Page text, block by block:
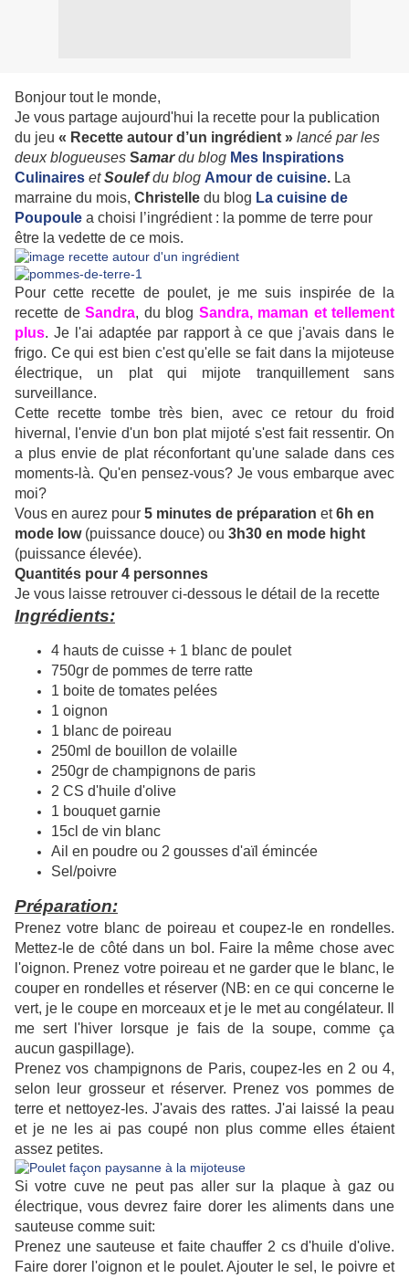
Bonjour tout le monde,
Je vous partage aujourd'hui la recette pour la publication
du jeu « Recette autour d’un ingrédient » lancé par les
deux blogueuses Samardu blog Mes Inspirations
Culinaires etSoulefdu blog Amour de cuisine. La
marraine du mois, Christelle du blog La cuisine de
Poupoule a choisi l’ingrédient : la pomme de terre pour
être la vedette de ce mois.
Pour cette recette de poulet, je me suis inspirée de la
recette de Sandra, du blog Sandra, maman et tellement
plus. Je l'ai adaptée par rapport à ce que j'avais dans le
frigo. Ce qui est bien c'est qu'elle se fait dans la mijoteuse
électrique, un plat qui mijote tranquillement sans
surveillance.
Cette recette tombe très bien, avec ce retour du froid
hivernal, l'envie d'un bon plat mijoté s'est fait ressentir. On
a plus envie de plat réconfortant qu'une salade dans ces
moments-là. Qu'en pensez-vous? Je vous embarque avec
moi?
Vous en aurez pour 5 minutes de préparation et 6h en
mode low(puissance douce) ou 3h30 en mode hight
(puissance élevée).
Quantités pour 4 personnes
Je vous laisse retrouver ci-dessous le détail de la recette
Ingrédients:
4 hauts de cuisse + 1 blanc de poulet
750gr de pommes de terre ratte
1 boite de tomates pelées
1 oignon
1 blanc de poireau
250ml de bouillon de volaille
250gr de champignons de paris
2 CS d'huile d'olive
1 bouquet garnie
15cl de vin blanc
Ail en poudre ou 2 gousses d'aïl émincée
Sel/poivre
Préparation:
Prenez votre blanc de poireau et coupez-le en rondelles.
Mettez-le de côté dans un bol. Faire la même chose avec
l'oignon. Prenez votre poireau et ne garder que le blanc, le
couper en rondelles et réserver (NB:en ce qui concerne le
vert, je le coupe en morceaux et je le met au congélateur. Il
me sert l'hiver lorsque je fais de la soupe, comme ça
aucun gaspillage).
Prenez vos champignons de Paris, coupez-les en 2 ou 4,
selon leur grosseur et réserver. Prenez vos pommes de
terre et nettoyez-les. J'avais des rattes. J'ai laissé la peau
et je ne les ai pas coupé non plus comme e lles étaient
assez petites.
Si votre cuve ne peut pas aller sur la plaque à gaz ou
électrique, vous devrez faire dorer les aliments dans une
sauteuse comme suit:
Prenez une sauteuse et faite chauffer 2 cs d'huile d'olive.
Faire dorer l'oignon et le poulet. Ajouter le sel, le poivre et